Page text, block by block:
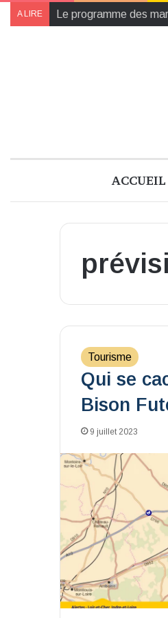
A LIRE Collectes des
ACCUEIL
Tourisme
Qui se
Bison
9 juillet 2023